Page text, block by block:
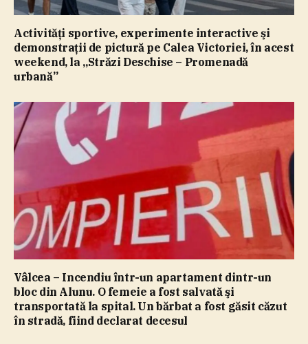
Activităţi sportive, experimente interactive şi
demonstraţii de pictură pe Calea Victoriei, în acest
weekend, la „Străzi Deschise – Promenadă
urbană”
Vâlcea – Incendiu într-un apartament dintr-un
bloc din Alunu. O femeie a fost salvată şi
transportată la spital. Un bărbat a fost găsit căzut
în stradă, fiind declarat decesul